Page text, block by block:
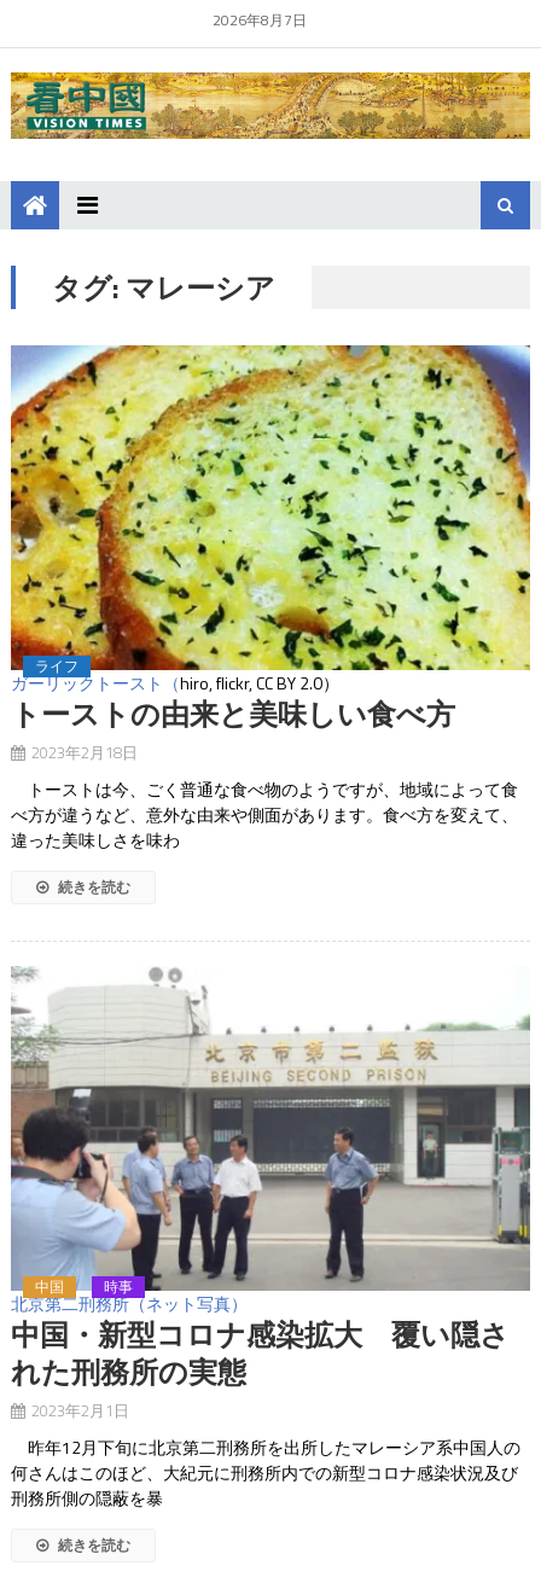
2026年8月7日
タグ:マレーシア
ガーリックトースト（hiro, flickr,CC BY 2.0）
ライフ
トーストの由来と美味しい食べ方
2023年2月18日
トーストは今、ごく普通な食べ物のようですが、地域によって食
べ方が違うなど、意外な由来や側面があります。食べ方を変えて、
違った美味しさを味わ
続きを読む
北京第二刑務所（ネット写真）
中国 時事
中国・新型コロナ感染拡大 覆い隠さ
れた刑務所の実態
2023年2月1日
昨年12月下旬に北京第二刑務所を出所したマレーシア系中国人の
何さんはこのほど、大紀元に刑務所内での新型コロナ感染状況及び
刑務所側の隠蔽を暴
続きを読む